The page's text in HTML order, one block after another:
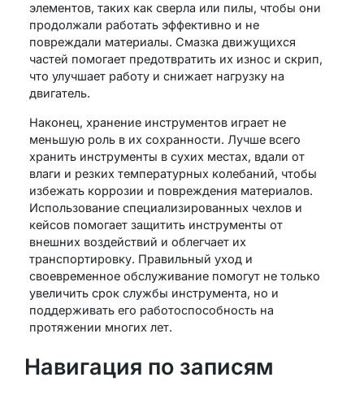
элементов, таких как сверла или пилы, чтобы они
продолжали работать эффективно и не
повреждали материалы. Смазка движущихся
частей помогает предотвратить их износ и скрип,
что улучшает работу и снижает нагрузку на
двигатель.
Наконец, хранение инструментов играет не
меньшую роль в их сохранности. Лучше всего
хранить инструменты в сухих местах, вдали от
влаги и резких температурных колебаний, чтобы
избежать коррозии и повреждения материалов.
Использование специализированных чехлов и
кейсов помогает защитить инструменты от
внешних воздействий и облегчает их
транспортировку. Правильный уход и
своевременное обслуживание помогут не только
увеличить срок службы инструмента, но и
поддерживать его работоспособность на
протяжении многих лет.
Навигация по записям